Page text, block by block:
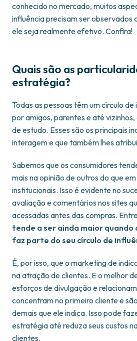
conhecido no mercado, muitos
influência precisam ser observados
ele seja realmente efetivo. Confira!
Quais são as
estratégia?
Todas as pessoas têm um círculo
por amigos, parentes e até
de estudo. Esses são os principais
interagem e que também lhes
Sabemos que os consumidores
mais na opinião de outros do que
institucionais. Isso é evidente no
avaliação e comentários nos sites
acessadas antes das compras.
tende a ser ainda maior quando
faz parte do seu círculo de
É, por isso, que o marketing de
na atração de clientes. E o melhor
esforços de divulgação e
concentram no primeiro cliente e
demais que ele indica. Isso pode
estratégia até reduza seus custos
clientes.